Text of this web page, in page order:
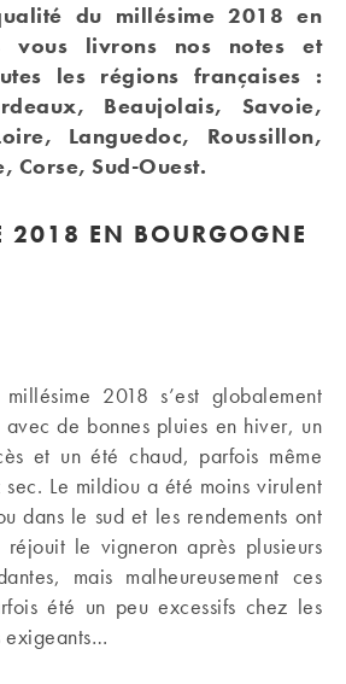
du millésime 2018 en
vous livrons nos notes et
les régions françaises :
Beaujolais, Savoie,
Languedoc, Roussillon,
Corse, Sud-Ouest.
2018 EN BOURGOGNE
2018 s’est globalement
de bonnes pluies en hiver, un
et un été chaud, parfois même
sec. Le mildiou a été moins virulent
dans le sud et les rendements ont
le vigneron après plusieurs
mais malheureusement ces
été un peu excessifs chez les
exigeants…